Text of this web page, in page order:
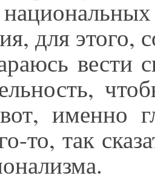
для этого,
вести
именно
то, так